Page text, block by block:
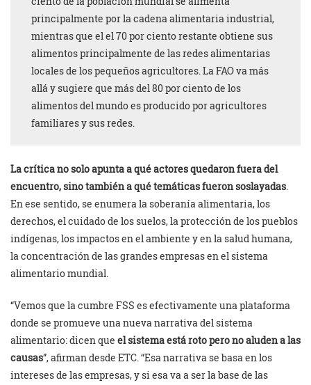
principalmente por la cadena alimentaria industrial,
mientras que el el 70 por ciento restante obtiene sus
alimentos principalmente de las redes alimentarias
locales de los pequeños agricultores. La FAO va más
allá y sugiere que más del 80 por ciento de los
alimentos del mundo es producido por agricultores
familiares y sus redes.
La crítica no solo apunta a qué actores quedaron fuera del
encuentro, sino también a qué temáticas fueron soslayadas.
En ese sentido, se enumera la soberanía alimentaria, los
derechos, el cuidado de los suelos, la protección de los pueblos
indígenas, los impactos en el ambiente y en la salud humana,
la concentración de las grandes empresas en el sistema
alimentario mundial.
“Vemos que la cumbre FSS es efectivamente una plataforma
donde se promueve una nueva narrativa del sistema
alimentario: dicen que el sistema está roto pero no aluden a las
causas”, afirman desde ETC. “Esa narrativa se basa en los
intereses de las empresas, y si esa va a ser la base de las